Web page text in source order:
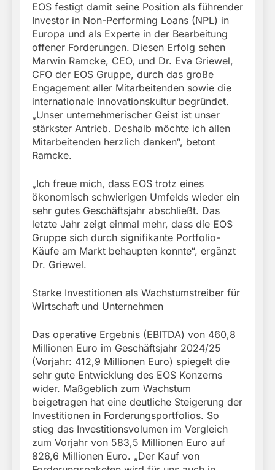
EOS festigt damit seine Position als führender
Investor in Non-Performing Loans (NPL) in
Europa und als Experte in der Bearbeitung
offener Forderungen. Diesen Erfolg sehen
Marwin Ramcke, CEO, und Dr. Eva Griewel,
CFO der EOS Gruppe, durch das große
Engagement aller Mitarbeitenden sowie die
internationale Innovationskultur begründet.
„Unser unternehmerischer Geist ist unser
stärkster Antrieb. Deshalb möchte ich allen
Mitarbeitenden herzlich danken“, betont
Ramcke.
„Ich freue mich, dass EOS trotz eines
ökonomisch schwierigen Umfelds wieder ein
sehr gutes Geschäftsjahr abschließt. Das
letzte Jahr zeigt einmal mehr, dass die EOS
Gruppe sich durch signifikante Portfolio-
Käufe am Markt behaupten konnte“, ergänzt
Dr. Griewel.
Starke Investitionen als Wachstumstreiber für
Wirtschaft und Unternehmen
Das operative Ergebnis (EBITDA) von 460,8
Millionen Euro im Geschäftsjahr 2024/25
(Vorjahr: 412,9 Millionen Euro) spiegelt die
sehr gute Entwicklung des EOS Konzerns
wider. Maßgeblich zum Wachstum
beigetragen hat eine deutliche Steigerung der
Investitionen in Forderungsportfolios. So
stieg das Investitionsvolumen im Vergleich
zum Vorjahr von 583,5 Millionen Euro auf
826,6 Millionen Euro. „Der Kauf von